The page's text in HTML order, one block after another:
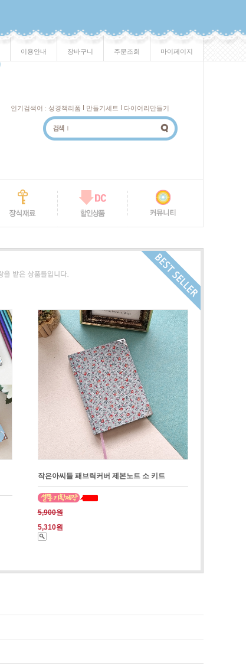
이용안내 장바구니 주문조회 마이페이지
인기검색어 : 성경책리폼 I 만들기세트 I 다이어리만들기
작은아씨들 패브릭커버 제본노트 소 키트
5,900원
5,310원